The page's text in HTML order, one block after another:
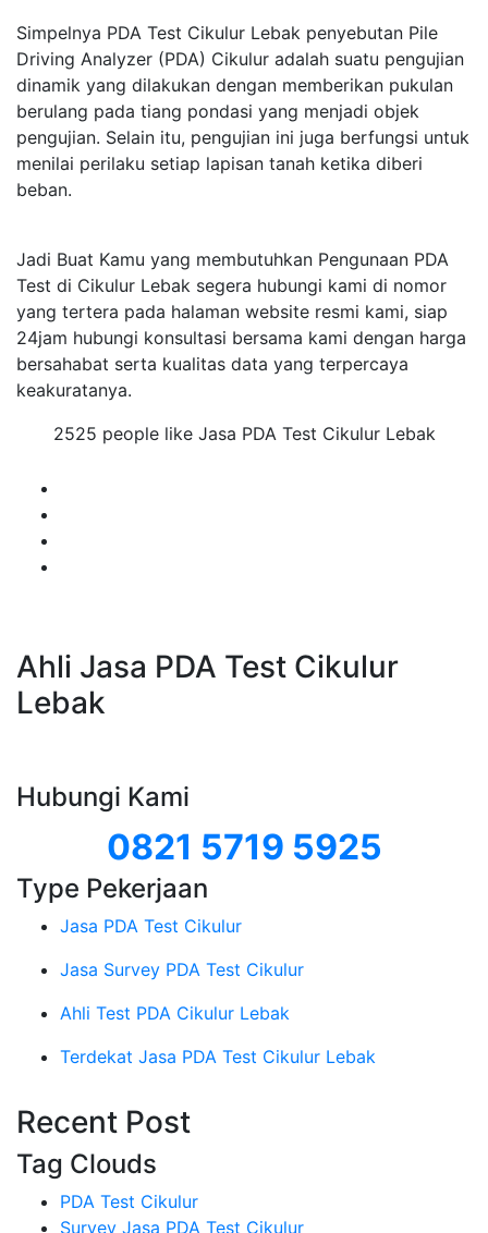
Simpelnya PDA Test Cikulur Lebak penyebutan Pile
Driving Analyzer (PDA) Cikulur adalah suatu pengujian
dinamik yang dilakukan dengan memberikan pukulan
berulang pada tiang pondasi yang menjadi objek
pengujian. Selain itu, pengujian ini juga berfungsi untuk
menilai perilaku setiap lapisan tanah ketika diberi
beban.
Jadi Buat Kamu yang membutuhkan Pengunaan PDA
Test di Cikulur Lebak segera hubungi kami di nomor
yang tertera pada halaman website resmi kami, siap
24jam hubungi konsultasi bersama kami dengan harga
bersahabat serta kualitas data yang terpercaya
keakuratanya.
2525 people like Jasa PDA Test Cikulur Lebak
Ahli Jasa PDA Test Cikulur
Lebak
Hubungi Kami
0821 5719 5925
Type Pekerjaan
Jasa PDA Test Cikulur
Jasa Survey PDA Test Cikulur
Ahli Test PDA Cikulur Lebak
Terdekat Jasa PDA Test Cikulur Lebak
Recent Post
Tag Clouds
PDA Test Cikulur
Survey Jasa PDA Test Cikulur